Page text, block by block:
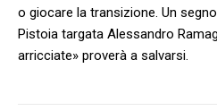
o giocare la transizione. Un
Pistoia targata Alessandro
arricciate» proverà a salvarsi.